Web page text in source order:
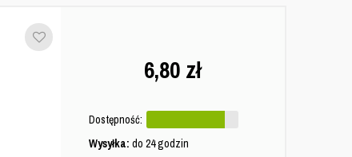
6,80 zł
Dostępność:
Wysyłka: do 24 godzin